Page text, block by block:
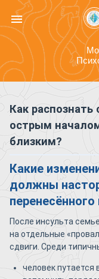
menu
Как
острым
близким?
Какие
должны
перенесённого
После инсульта
на отдельные
сдвиги. Среди
человек путается